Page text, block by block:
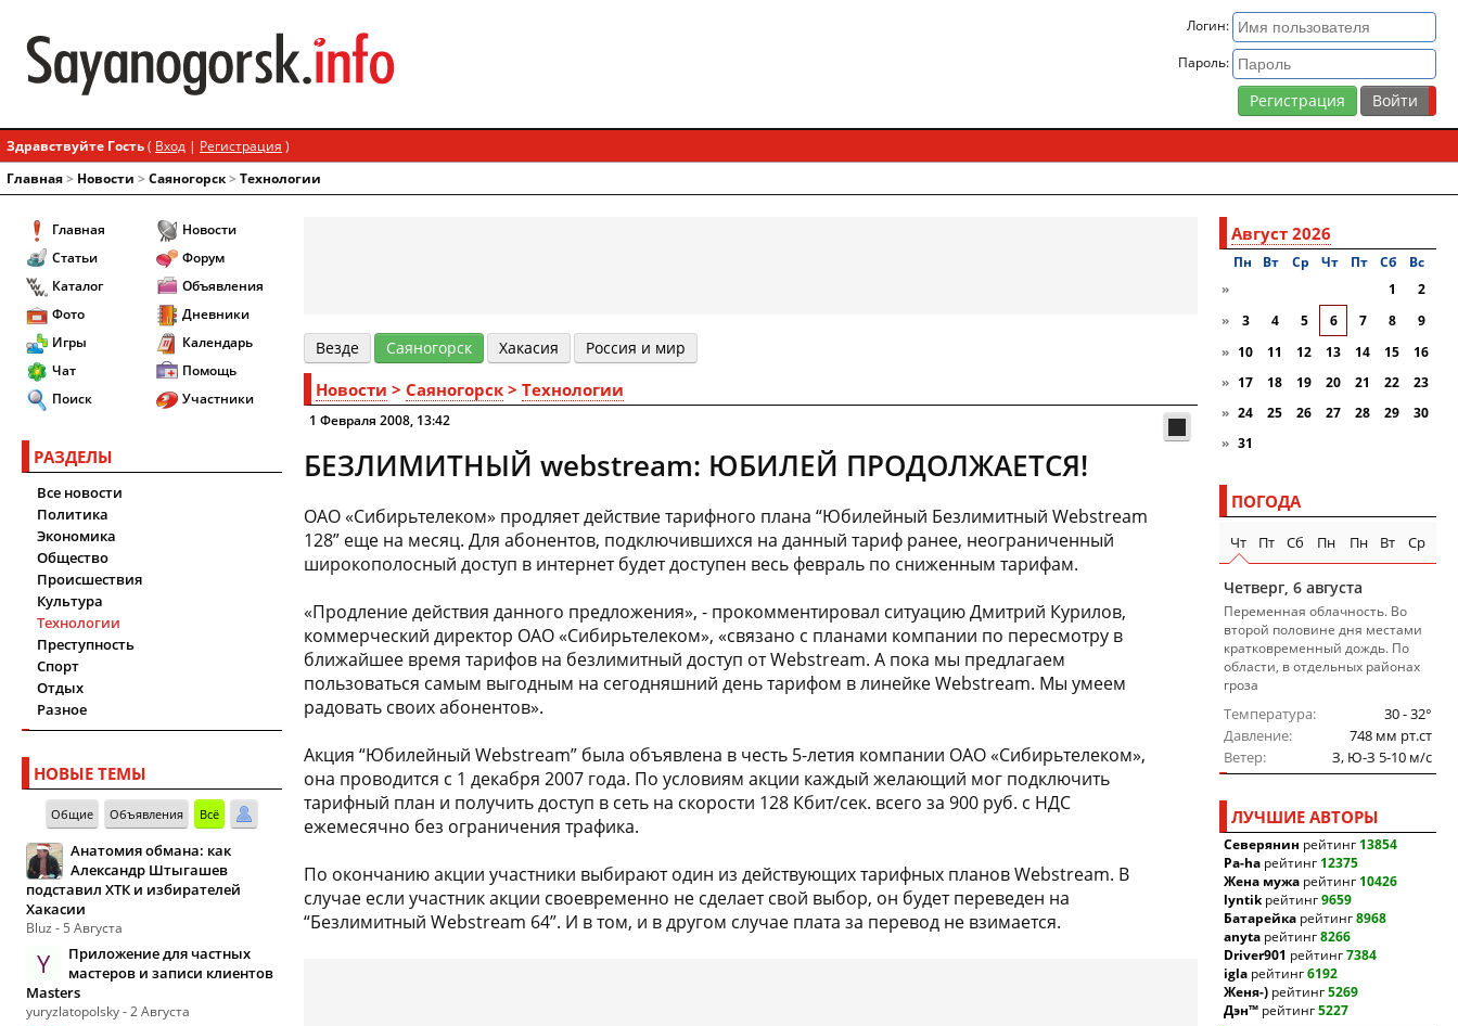
Логин:
Пароль:
Регистрация
Здравствуйте Гость( Вход | Регистрация )
Главная> Новости > Cаяногорск> Технологии
Главная
Статьи
Каталог
Фото
Игры
Чат
Поиск
Новости
Форум
Объявления
Дневники
Календарь
Помощь
Участники
РАЗДЕЛЫ
Все новости
Политика
Экономика
Общество
Происшествия
Культура
Технологии
Преступность
Спорт
Отдых
Разное
НОВЫЕ ТЕМЫ
Общие Объявления Всё
Анатомия обмана: как
Александр Штыгашев
подставил ХТК и избирателей
Хакасии
Bluz - 5 Августа
Y
Приложение для частных
мастеров и записи клиентов
Masters
yuryzlatopolsky - 2 Августа
Везде Cаяногорск Хакасия Россия и мир
Новости > Cаяногорск > Технологии
1 Февраля 2008, 13:42
БЕЗЛИМИТНЫЙ webstream: ЮБИЛЕЙ ПРОДОЛЖАЕТСЯ!
ОАО «Сибирьтелеком» продляет действие тарифного плана “Юбилейный Безлимитный Webstream
128” еще на месяц. Для абонентов, подключившихся на данный тариф ранее, неограниченный
широкополосный доступ в интернет будет доступен весь февраль по сниженным тарифам.
«Продление действия данного предложения», - прокомментировал ситуацию Дмитрий Курилов,
коммерческий директор ОАО «Сибирьтелеком», «связано с планами компании по пересмотру в
ближайшее время тарифов на безлимитный доступ от Webstream. А пока мы предлагаем
пользоваться самым выгодным на сегодняшний день тарифом в линейке Webstream. Мы умеем
радовать своих абонентов».
Акция “Юбилейный Webstream” была объявлена в честь 5-летия компании ОАО «Сибирьтелеком»,
она проводится с 1 декабря 2007 года. По условиям акции каждый желающий мог подключить
тарифный план и получить доступ в сеть на скорости 128 Кбит/сек. всего за 900 руб. с НДС
ежемесячно без ограничения трафика.
По окончанию акции участники выбирают один из действующих тарифных планов Webstream. В
случае если участник акции своевременно не сделает свой выбор, он будет переведен на
“Безлимитный Webstream 64”. И в том, и в другом случае плата за перевод не взимается.
Август 2026
Пн Вт Ср Чт Пт Сб
Вc
»
1
2
»
3 4 5 6 7 8
9
» 10 11 12 13 14 15
16
» 17 18 19 20 21 22
23
» 24 25 26 27 28 29
30
» 31
ПОГОДА
Чт Пт Сб Пн Пн Вт Ср
Четверг, 6 августа
Переменная облачность. Во
второй половине дня местами
кратковременный дождь. По
области, в отдельных районах
гроза
Температура
30 - 32°
Давление
748 мм рт.ст
Ветер
З, Ю-З 5-10 м/c
ЛУЧШИЕ АВТОРЫ
Северянин рейтинг 13854
Pa-ha рейтинг 12375
Жена мужа рейтинг 10426
lyntikрейтинг9659
Батарейка рейтинг8968
anyta рейтинг8266
Driver901 рейтинг7384
igla рейтинг6192
Женя-) рейтинг5269
Дэн™ рейтинг5227